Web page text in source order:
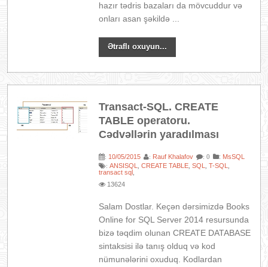
hazır tədris bazaları da mövcuddur və
onları asan şəkildə ...
Ətraflı oxuyun...
Transact-SQL. CREATE
TABLE operatoru.
Cədvəllərin yaradılması
: 10/05/2015 : Rauf Khalafov : 0 : MsSQL
:ANSISQL ,CREATE TABLE ,SQL ,T-SQL
transact sql
13624
Salam Dostlar. Keçən dərsimizdə Books
Online for SQL Server 2014 resursunda
bizə təqdim olunan CREATE DATABASE
sintaksisi ilə tanış olduq və kod
nümunələrini oxuduq. Kodlardan